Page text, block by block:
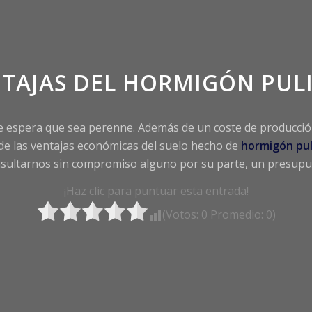
DEL HORMIGÓN
que sea perenne. Además de un coste de
las ventajas económicas del suelo hecho de hormigón
sin compromiso alguno por su parte, un
¡Haz clic para puntuar esta entrada!
(Votos: 0 Promedio: 0)